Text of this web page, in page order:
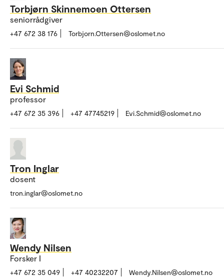
Torbjørn Skinnemoen Ottersen
seniorrådgiver
+47 672 38 176 Torbjorn.Ottersen@oslomet.no
Evi Schmid
professor
+47 672 35 396 +47 47745219 Evi.Schmid@oslomet.no
Tron Inglar
dosent
tron.inglar@oslomet.no
Wendy Nilsen
Forsker I
+47 672 35 049 +47 40232207 Wendy.Nilsen@oslomet.no